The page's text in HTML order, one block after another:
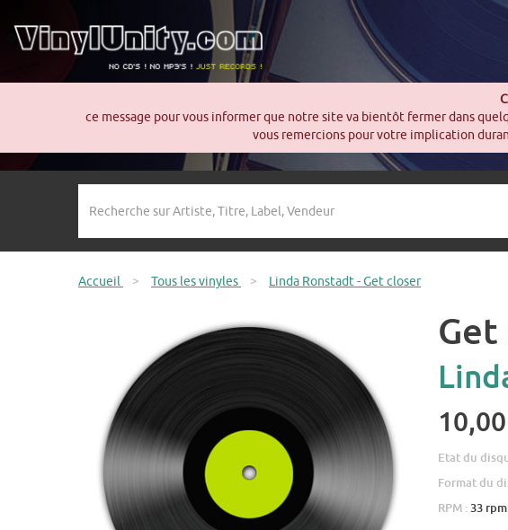
ce message pour vous informer que notre site va bientôt fermer dans
vous remercions pour votre implication
Accueil > Tous les vinyles > Linda Ronstadt - Get closer
Etat du
Format du
RPM : 33 rpm